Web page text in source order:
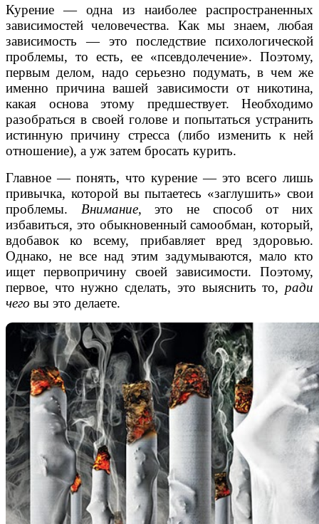
Курение — одна из наиболее распространенных
зависимостей человечества. Как мы знаем, любая
зависимость — это последствие психологической
проблемы, то есть, ее «псевдолечение». Поэтому,
первым делом, надо серьезно подумать, в чем же
именно причина вашей зависимости от никотина,
какая основа этому предшествует. Необходимо
разобраться в своей голове и попытаться устранить
истинную причину стресса (либо изменить к ней
отношение), а уж затем бросать курить.
Главное — понять, что курение — это всего лишь
привычка, которой вы пытаетесь «заглушить» свои
проблемы. Внимание, это не способ от них
избавиться, это обыкновенный самообман, который,
вдобавок ко всему, прибавляет вред здоровью.
Однако, не все над этим задумываются, мало кто
ищет первопричину своей зависимости. Поэтому,
первое, что нужно сделать, это выяснить то, ради
чего вы это делаете.